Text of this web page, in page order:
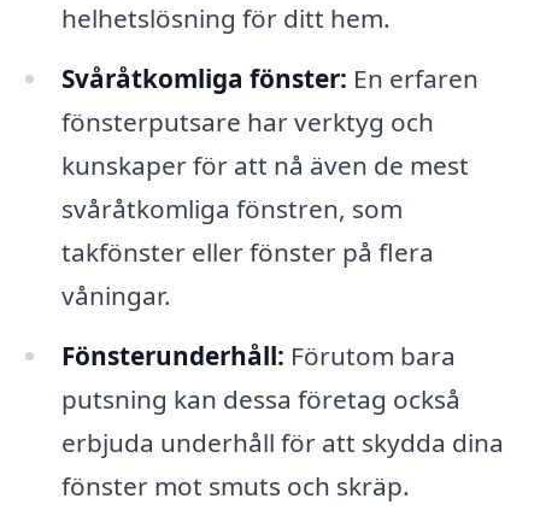
helhetslösning för ditt hem.
Svåråtkomliga fönster: En erfaren
fönsterputsare har verktyg och
kunskaper för att nå även de mest
svåråtkomliga fönstren, som
takfönster eller fönster på flera
våningar.
Fönsterunderhåll: Förutom bara
putsning kan dessa företag också
erbjuda underhåll för att skydda dina
fönster mot smuts och skräp.